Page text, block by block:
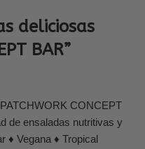
deliciosas
BAR”
CONCEPT
de ensaladas nutritivas y
♦ Vegana ♦ Tropical